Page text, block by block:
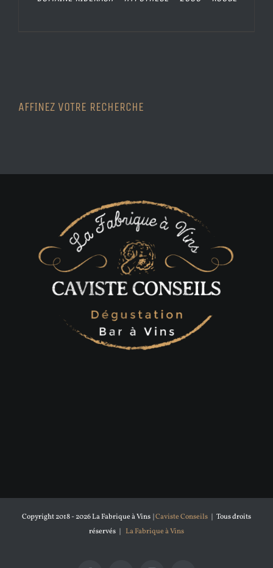
AFFINEZ VOTRE RECHERCHE
Copyright 2018 -2026 La Fabrique à Vins |Caviste Conseils | Tous droits
réservés | La Fabrique à Vins